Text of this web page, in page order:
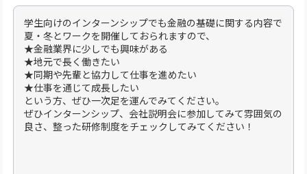
学生向けのインターンシップでも金融の基礎に関する内容で
夏・冬とワークを開催しておられますので、
★金融業界に少しでも興味がある
★地元で長く働きたい
★同期や先輩と協力して仕事を進めたい
★仕事を通じて成長したい
という方、ぜひ一次足を運んでみてください。
ぜひインターンシップ、会社説明会に参加してみて雰囲気の
良さ、整った研修制度をチェックしてみてください！